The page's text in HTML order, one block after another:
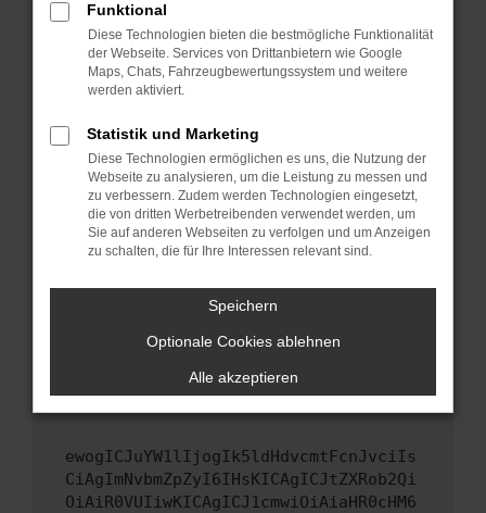
Starte dein Gerät neu.
Das kann manchmal helfen, vorübergehende
Probleme zu beheben.
Betriebssystem auf dem neuesten Stand
sind.
Veraltete Software birgt nicht nur ein
Sicherheitsrisiko, sondern kann auch dazu
führen, dass bestimmte Funktionen nicht mehr
unterstützt werden.
Wende dich an den Webseitenbetreiber.
Wenn du alle oben genannten Schritte versucht
hast, kontaktiere uns bitte. Wir werden
versuchen, das Problem zu beheben. Du kannst
uns diesen Text schicken, um uns bei der
ewogICJuYW1lIjogIk5ldHdvcmtFcnJvciIs
CiAgImNvbmZpZyI6IHsKICAgICJtZXRob2Qi
OiAiR0VUIiwKICAgICJ1cmwiOiAiaHR0cHM6
Funktional
Diese Technologien bieten die bestmögliche Funktionalität
der Webseite. Services von Drittanbietern wie Google
Maps, Chats, Fahrzeugbewertungssystem und weitere
werden aktiviert.
Statistik und Marketing
Diese Technologien ermöglichen es uns, die Nutzung der
Webseite zu analysieren, um die Leistung zu messen und
zu verbessern. Zudem werden Technologien eingesetzt,
die von dritten Werbetreibenden verwendet werden, um
Sie auf anderen Webseiten zu verfolgen und um Anzeigen
zu schalten, die für Ihre Interessen relevant sind.
Speichern
Optionale Cookies ablehnen
Alle akzeptieren